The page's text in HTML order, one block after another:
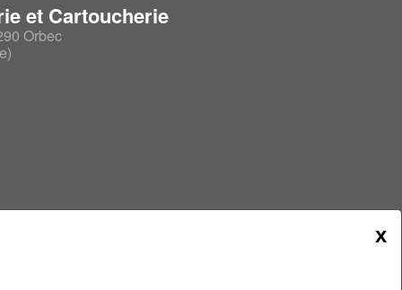
des
d'urgences
Bottes & Waders
et Cartoucherie
Orbec
x